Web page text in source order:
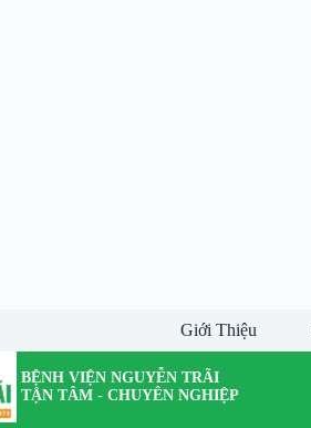
Giới Thiệu
BỆNH VIỆN NGUYỄN TRÃI
TẬN TÂM - CHUYÊN NGHIỆP